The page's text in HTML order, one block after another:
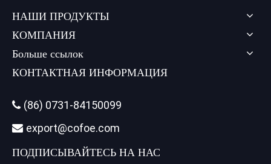
НАШИ ПРОДУКТЫ
КОМПАНИЯ
Больше ссылок
КОНТАКТНАЯ ИНФОРМАЦИЯ
 (86) 0731-84150099
 export@cofoe.com
ПОДПИСЫВАЙТЕСЬ НА НАС